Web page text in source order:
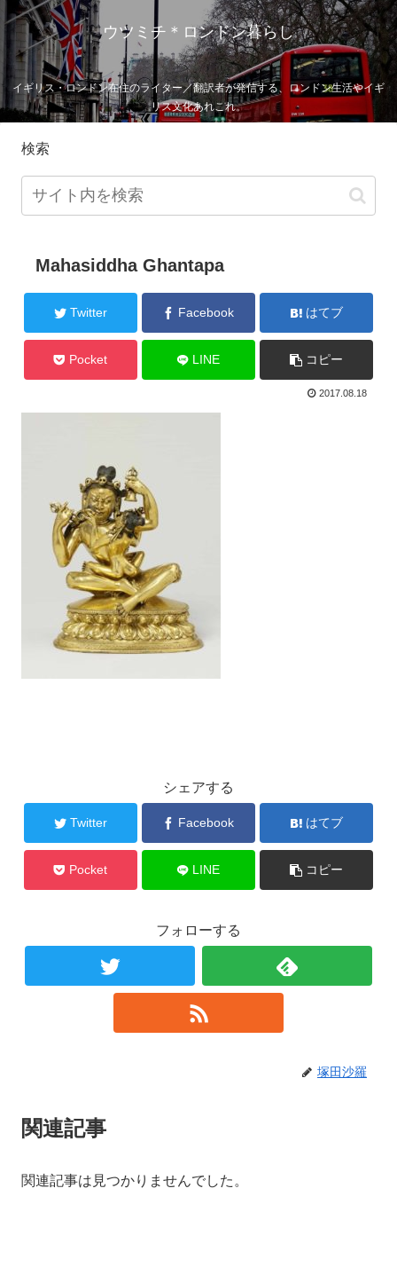
ウツミチ＊ロンドン暮らし
イギリス・ロンドン在住のライター／翻訳者が発信する、ロンドン生活やイギ
リス文化あれこれ。
検索
Mahasiddha Ghantapa
Twitter Facebook はてブ
Pocket LINE コピー
2017.08.18
シェアする
Twitter Facebook はてブ
Pocket LINE コピー
フォローする
塚田沙羅
関連記事
関連記事は見つかりませんでした。